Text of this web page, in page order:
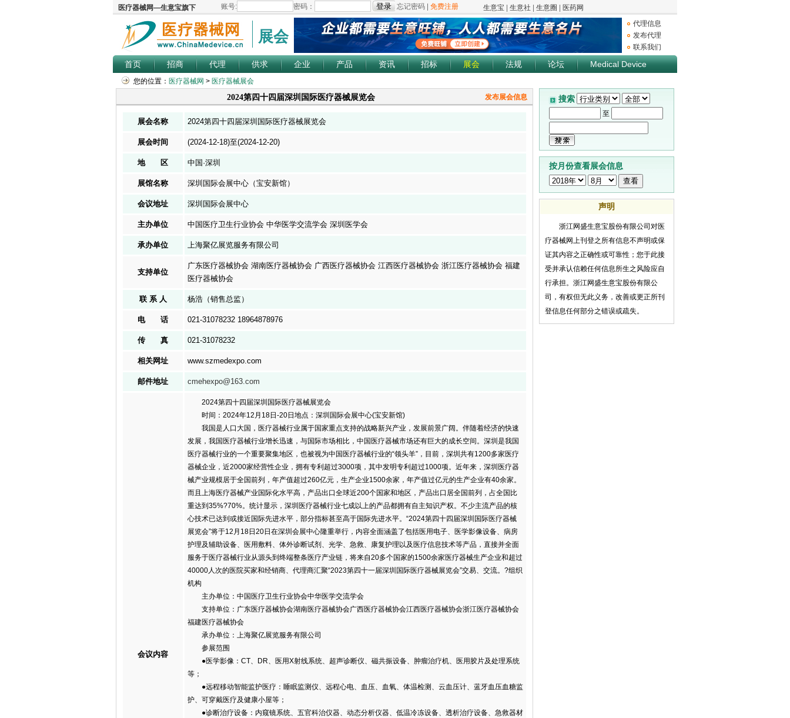
展会
代理信息
发布代理
联系我们
首页 招商 代理 供求 企业 产品 资讯 招标 展会 法规 论坛 Medical Device
您的位置： 医疗器械网 > 医疗器械展会
发布展会信息
2024第四十四届深圳国际医疗器械展览会
展会名称 2024第四十四届深圳国际医疗器械展览会
展会时间 (2024-12-18)至(2024-12-20)
地 区 中国·深圳
展馆名称 深圳国际会展中心（宝安新馆）
会议地址 深圳国际会展中心
主办单位 中国医疗卫生行业协会 中华医学交流学会 深圳医学会
承办单位 上海聚亿展览服务有限公司
支持单位
广东医疗器械协会 湖南医疗器械协会 广西医疗器械协会 江西医疗器械协会 浙江医疗器械协会 福建
医疗器械协会
联 系 人 杨浩（销售总监）
电 话 021-31078232 18964878976
传 真 021-31078232
相关网址 www.szmedexpo.com
邮件地址 cmehexpo@163.com
会议内容
2024第四十四届深圳国际医疗器械展览会
时间：2024年12月18日-20日地点：深圳国际会展中心(宝安新馆)
我国是人口大国，医疗器械行业属于国家重点支持的战略新兴产业，发展前景广阔。伴随着经济的快速
发展，我国医疗器械行业增长迅速，与国际市场相比，中国医疗器械市场还有巨大的成长空间。深圳是我国
医疗器械行业的一个重要聚集地区，也被视为中国医疗器械行业的“领头羊”，目前，深圳共有1200多家医疗
器械企业，近2000家经营性企业，拥有专利超过3000项，其中发明专利超过1000项。近年来，深圳医疗器
械产业规模居于全国前列，年产值超过260亿元，生产企业1500余家，年产值过亿元的生产企业有40余家。
而且上海医疗器械产业国际化水平高，产品出口全球近200个国家和地区，产品出口居全国前列，占全国比
重达到35%?70%。统计显示，深圳医疗器械行业七成以上的产品都拥有自主知识产权。不少主流产品的核
心技术已达到或接近国际先进水平，部分指标甚至高于国际先进水平。“2024第四十四届深圳国际医疗器械
展览会”将于12月18日20日在深圳会展中心隆重举行，内容全面涵盖了包括医用电子、医学影像设备、病房
护理及辅助设备、医用敷料、体外诊断试剂、光学、急救、康复护理以及医疗信息技术等产品，直接并全面
服务于医疗器械行业从源头到终端整条医疗产业链，将来自20多个国家的1500余家医疗器械生产企业和超过
40000人次的医院买家和经销商、代理商汇聚“2023第四十一届深圳国际医疗器械展览会”交易、交流。?组织
机构
主办单位：中国医疗卫生行业协会中华医学交流学会
支持单位：广东医疗器械协会湖南医疗器械协会广西医疗器械协会江西医疗器械协会浙江医疗器械协会
福建医疗器械协会
承办单位：上海聚亿展览服务有限公司
参展范围
●医学影像：CT、DR、医用X射线系统、超声诊断仪、磁共振设备、肿瘤治疗机、医用胶片及处理系统
等；
●远程移动智能监护医疗：睡眠监测仪、远程心电、血压、血氧、体温检测、云血压计、蓝牙血压血糖监
护、可穿戴医疗及健康小屋等；
●诊断治疗设备：内窥镜系统、五官科治仪器、动态分析仪器、低温冷冻设备、透析治疗设备、急救器材
搜索
至
按月份查看展会信息
声明
浙江网盛生意宝股份有限公司对医
疗器械网上刊登之所有信息不声明或保
证其内容之正确性或可靠性；您于此接
受并承认信赖任何信息所生之风险应自
行承担。浙江网盛生意宝股份有限公
司，有权但无此义务，改善或更正所刊
登信息任何部分之错误或疏失。